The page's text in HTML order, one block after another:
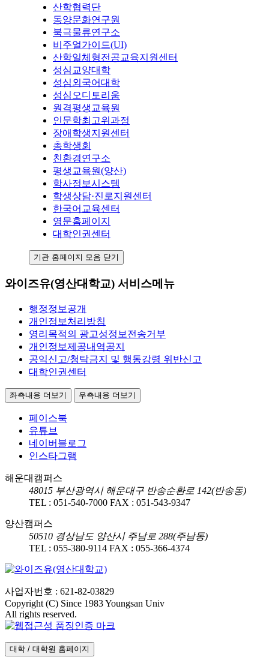
산학협력단
동양문화연구원
북극물류연구소
비주얼가이드(UI)
산학일체형전공교육지원센터
성심교양대학
성심외국어대학
성심오디토리움
원격평생교육원
인문학최고위과정
장애학생지원센터
총학생회
친환경연구소
평생교육원(양산)
학사정보시스템
학생상담·진로지원센터
한국어교육센터
영문홈페이지
대학인권센터
기관 홈페이지 모음 닫기
와이즈유(영산대학교) 서비스메뉴
행정정보공개
개인정보처리방침
영리목적의 광고성정보전송거부
개인정보제공내역공지
공익신고/청탁금지 및 행동강령 위반신고
대학인권센터
좌측내용 더보기 우측내용 더보기
페이스북
유튜브
네이버블로그
인스타그램
해운대캠퍼스
48015 부산광역시 해운대구 반송순환로 142(반송동)
TEL : 051-540-7000 FAX : 051-543-9347
양산캠퍼스
50510 경상남도 양산시 주남로 288(주남동)
TEL : 055-380-9114 FAX : 055-366-4374
사업자번호 : 621-82-03829
Copyright (C) Since 1983 Youngsan Univ
All rights reserved.
대학 / 대학원 홈페이지